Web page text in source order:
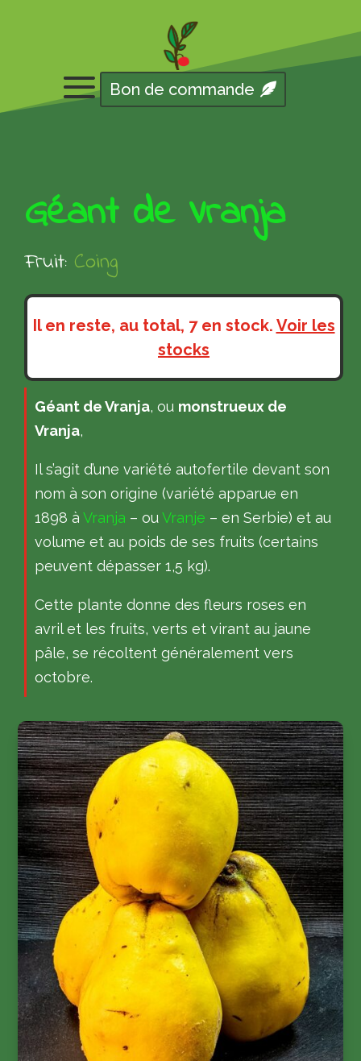
Bon de commande
Géant de Vranja
Fruit: Coing
Il en reste, au total, 7 en stock. Voir les
stocks
Géant de Vranja, ou monstrueux de
Vranja,
Il s’agit d’une variété autofertile devant son
nom à son origine (variété apparue en
1898 àVranja – ouVranje – en Serbie) et au
volume et au poids de ses fruits (certains
peuvent dépasser 1,5 kg).
Cette plante donne des fleurs roses en
avril et les fruits, verts et virant au jaune
pâle, se récoltent généralement vers
octobre.